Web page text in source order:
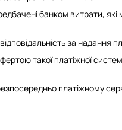
банком витрати,
за надання
такої платіжної
платіжному